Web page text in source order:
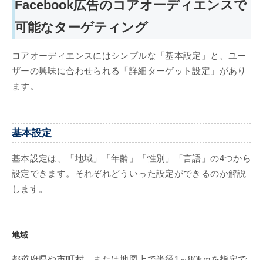
Facebook広告のコアオーディエンスで
可能なターゲティング
コアオーディエンスにはシンプルな「基本設定」と、ユー
ザーの興味に合わせられる「詳細ターゲット設定」があり
ます。
基本設定
基本設定は、「地域」「年齢」「性別」「言語」の4つから
設定できます。それぞれどういった設定ができるのか解説
します。
地域